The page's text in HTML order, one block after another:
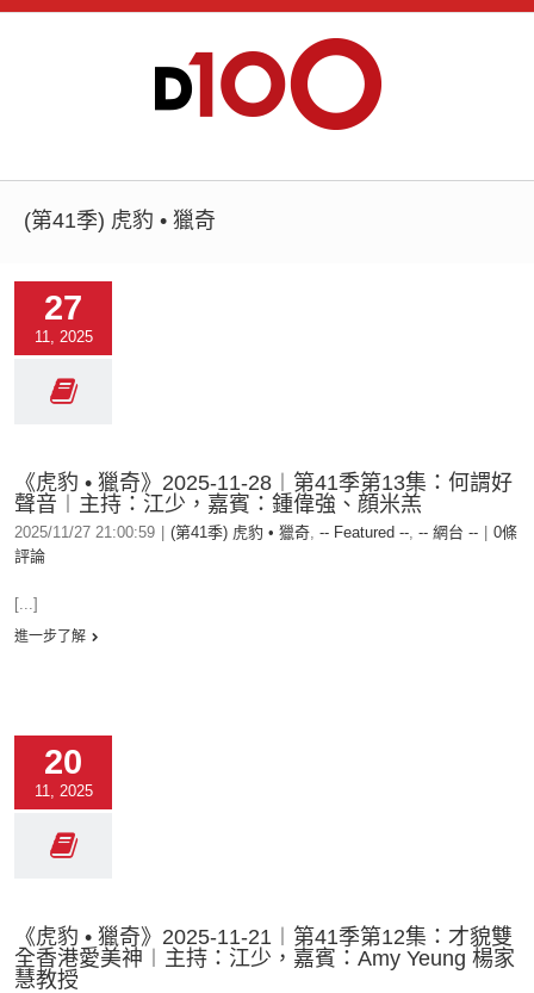
(第41季) 虎豹 • 獵奇
27
11, 2025
《虎豹 • 獵奇》2025-11-28︱第41季第13集：何謂好
聲音︱主持：江少，嘉賓：鍾偉強、顔米羔
2025/11/27 21:00:59 (第41季) 虎豹 • 獵奇, -- Featured --, -- 網台 --
0條
評論
[...]
進一步了解
20
11, 2025
《虎豹 • 獵奇》2025-11-21︱第41季第12集：才貌雙
全香港愛美神︱主持：江少，嘉賓：Amy Yeung 楊家
慧教授